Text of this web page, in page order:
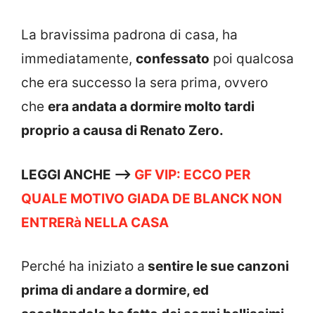
La bravissima padrona di casa, ha
immediatamente, confessato poi qualcosa
che era successo la sera prima, ovvero
che era andata a dormire molto tardi
proprio a causa di Renato Zero.
LEGGI ANCHE —-> GF VIP: ECCO PER
QUALE MOTIVO GIADA DE BLANCK NON
ENTRERà NELLA CASA
Perché ha iniziato a sentire le sue canzoni
prima di andare a dormire, ed